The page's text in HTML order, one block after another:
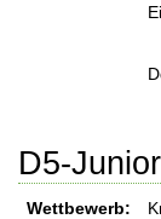
D5-
Wettbewerb: